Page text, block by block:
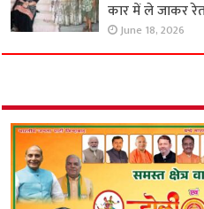
कार में ले जाकर
June 18, 2026